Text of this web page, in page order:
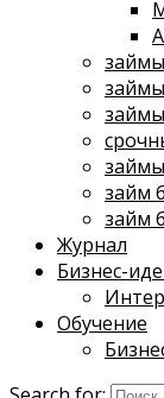
займ
займ
Журнал
Бизнес-
Обучение